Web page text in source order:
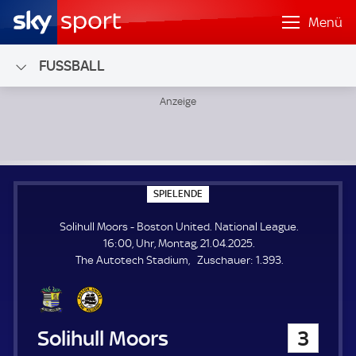
Menü
FUSSBALL
SPIELENDE
P
E
L
E
N
Solihull Moors - Boston United. National League.
16:00, Uhr, Montag, 21.04.2025.
The Autotech Stadium
Zuschauer: Z1.393.
Solihull Moors 3